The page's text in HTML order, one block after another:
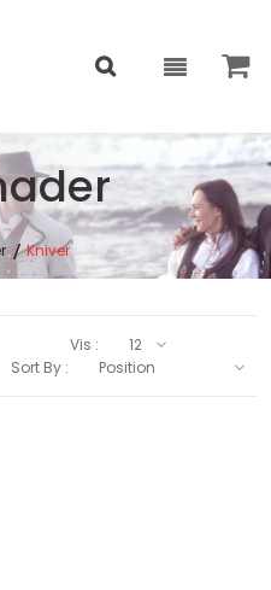
Kniver
Vis :
Sort By :